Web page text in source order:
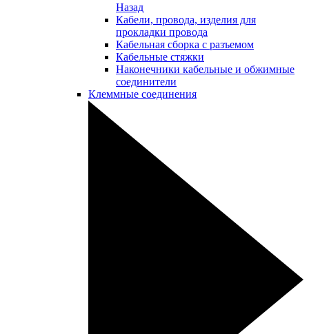
Назад
Кабели, провода, изделия для
прокладки провода
Кабельная сборка с разъемом
Кабельные стяжки
Наконечники кабельные и обжимные
соединители
Клеммные соединения